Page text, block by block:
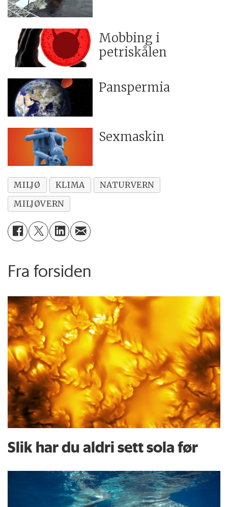
Mobbing i
petriskålen
Panspermia
Sexmaskin
MILJØ KLIMA
NATURVERN
MILJØVERN
Fra forsiden
Slik har du aldri sett sola før